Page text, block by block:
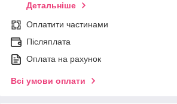
Детальніше
Оплатити частинами
Післяплата
Оплата на рахунок
Всі умови оплати